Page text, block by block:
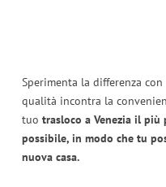
Sperimenta la differenza
qualità incontra la
tuo trasloco a Venezia il
possibile, in modo che tu
nuova casa.